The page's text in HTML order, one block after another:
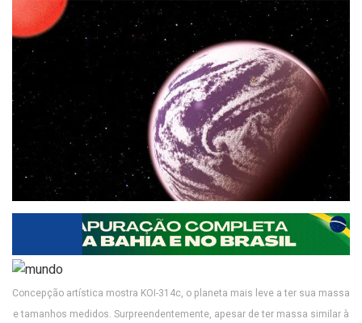
Concepção artística mostra KOI-314c, o planeta mais leve a ter sua massa
e tamanhos medidos. Surpreendentemente, apesar de ter massa similar à